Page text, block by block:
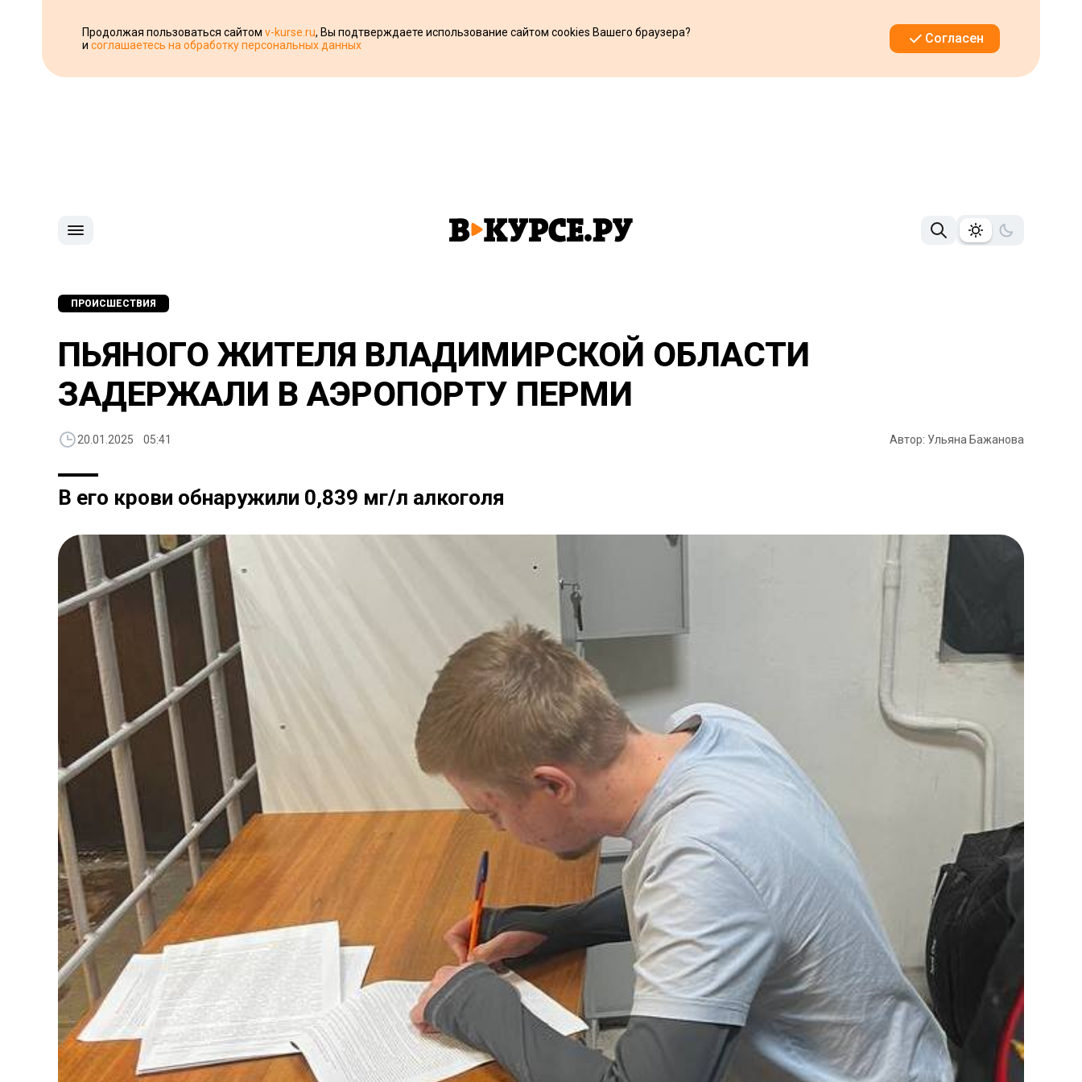
Продолжая пользоваться сайтом v-kurse.ru, Вы подтверждаете использование сайтом cookies Вашего браузера?
и соглашаетесь на обработку персональных данных Согласен
ПРОИСШЕСТВИЯ
ПЬЯНОГО ЖИТЕЛЯ ВЛАДИМИРСКОЙ ОБЛАСТИ
ЗАДЕРЖАЛИ В АЭРОПОРТУ ПЕРМИ
20.01.2025 05:41 Автор: Ульяна Бажанова
В его крови обнаружили 0,839 мг/л алкоголя